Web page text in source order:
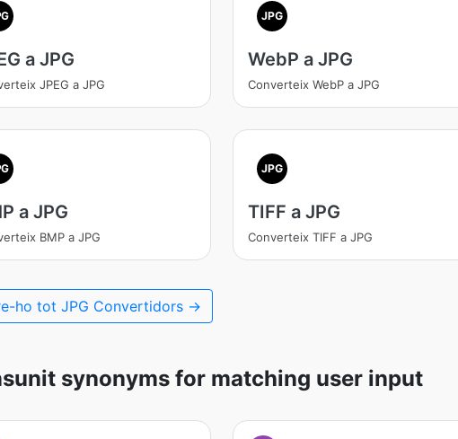
a JPG
JPEG a JPG
JPG
WebP a JPG
Converteix WebP a JPG
a JPG
BMP a JPG
JPG
TIFF a JPG
Converteix TIFF a JPG
ho tot JPG Convertidors →
synonyms for matching user input